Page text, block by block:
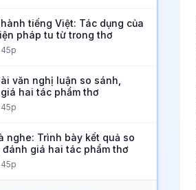
tiếng Việt: Tác dụng của
pháp tu từ trong thơ
45p
văn nghị luận so sánh,
hai tác phẩm thơ
45p
nghe: Trình bày kết quả so
đánh giá hai tác phẩm thơ
45p